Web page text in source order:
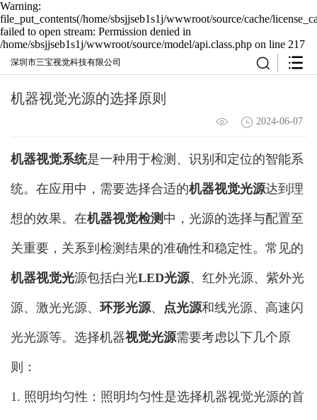
Warning:
file_put_contents(/home/sbsjjseb1s1j/wwwroot/source/cache/
failed to open stream: Permission denied in
/home/sbsjjseb1s1j/wwwroot/source/model/api.class.php on line 217
深圳市三宝视觉科技有限公司
机器视觉光源的选择原则
2024-06-07
机器视觉系统是一种用于检测、识别和定位的智能系
统。在应用中，需要选择合适的机器视觉光源达到理
想的效果。在机器视觉检测 中，光源的选择与配置至
关重要，关系到检测结果的准确性和稳定性。常见的
机器视觉光源包括白光LED光源、红外光源、紫外光
源、激光光源、 环形光源、 点光源和线光源、高速闪
光光源等。选择机器视觉光源需要考虑以下几个原
则：
1. 照明均匀性：照明均匀性是选择机器视觉光源的首